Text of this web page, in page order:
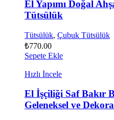
El Yapımı Doğal
Tütsülük
Tütsülük, Çubuk Tütsülük
₺770.00
Sepete Ekle
Hızlı İncele
El İşçiliği Saf Bakır
Geleneksel ve